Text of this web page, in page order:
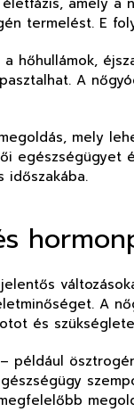
termelést. E
hőhullámok,
A
mely
időszakába.
A
és
például